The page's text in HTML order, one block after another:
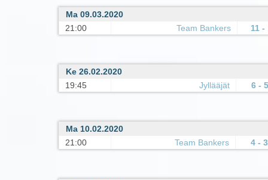
Ma 09.03.2020
21:00
Team Bankers 11 -
Ke 26.02.2020
19:45
Jyllääjät 6 - 5
Ma 10.02.2020
21:00
Team Bankers 4 - 3